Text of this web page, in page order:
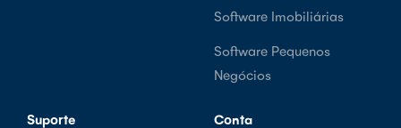
Software Imobiliárias
Software Pequenos
Negócios
Suporte
Conta